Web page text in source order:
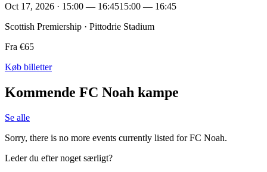
Oct 17, 2026 · 15:00 — 16:4515:00 — 16:45
Scottish Premiership · Pittodrie Stadium
Fra €65
Køb billetter
Kommende FC Noah kampe
Se alle
Sorry, there is no more events currently listed for FC Noah.
Leder du efter noget særligt?